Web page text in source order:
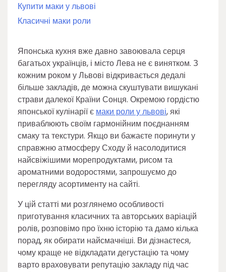
Купити маки у львові
Класичні маки роли
Японська кухня вже давно завоювала серця
багатьох українців, і місто Лева не є винятком. З
кожним роком у Львові відкривається дедалі
більше закладів, де можна скуштувати вишукані
страви далекої Країни Сонця. Окремою гордістю
японської кулінарії є маки роли у львові, які
приваблюють своїм гармонійним поєднанням
смаку та текстури. Якщо ви бажаєте поринути у
справжню атмосферу Сходу й насолодитися
найсвіжішими морепродуктами, рисом та
ароматними водоростями, запрошуємо до
перегляду асортименту на сайті.
У цій статті ми розглянемо особливості
приготування класичних та авторських варіацій
ролів, розповімо про їхню історію та дамо кілька
порад, як обирати найсмачніші. Ви дізнаєтеся,
чому краще не відкладати дегустацію та чому
варто враховувати репутацію закладу під час